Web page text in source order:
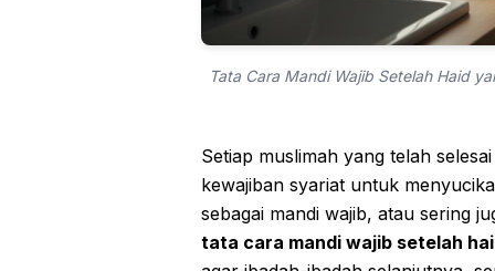
Tata Cara Mandi Wajib Setelah Haid
Setiap muslimah yang telah
kewajiban syariat untuk
sebagai mandi wajib, atau sering
tata cara mandi wajib setelah